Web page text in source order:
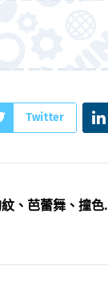
Twitter
、芭蕾舞、撞